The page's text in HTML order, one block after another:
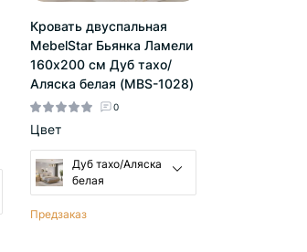
Кровать двуспальная
MebelStar Бьянка Ламели
160x200 см Дуб тахо/
Аляска белая (MBS-1028)
Цвет
Дуб тахо/Аляска
белая
Предзаказ
0